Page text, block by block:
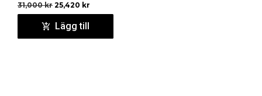
31,000kr 25,420 kr
Lägg till